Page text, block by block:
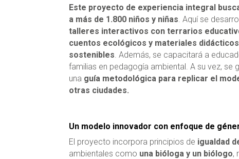
Este proyecto de experiencia integral
a más de 1.800 niños y niñas. Aquí se
talleres interactivos con terrarios
cuentos ecológicos y materiales didácticos
sostenibles. Además, se capacitará a
familias en pedagogía ambiental. A su vez, se
una guía metodológica para replicar el
otras ciudades.
Un modelo innovador con enfoque de
El proyecto incorpora principios de igualdad
ambientales como una bióloga y un biólogo,